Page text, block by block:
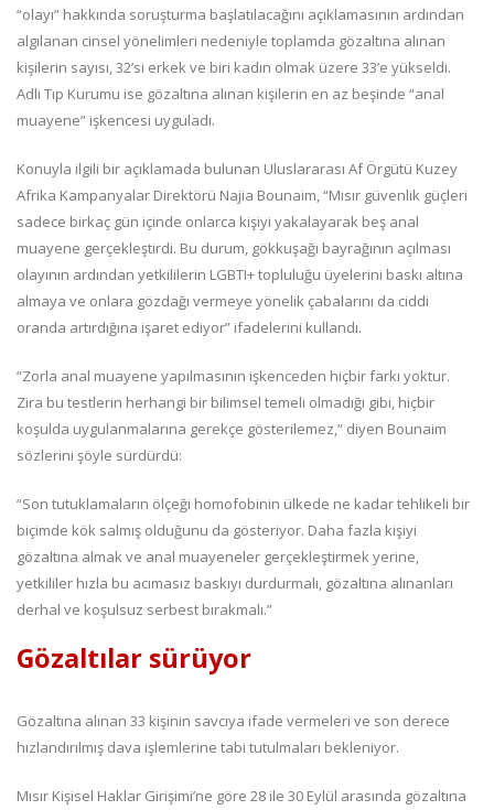
“olayı” hakkında soruşturma başlatılacağını açıklamasının ardından
algılanan cinsel yönelimleri nedeniyle toplamda gözaltına alınan
kişilerin sayısı, 32’si erkek ve biri kadın olmak üzere 33’e yükseldi.
Adli Tıp Kurumu ise gözaltına alınan kişilerin en az beşinde “anal
muayene” işkencesi uyguladı.
Konuyla ilgili bir açıklamada bulunan Uluslararası Af Örgütü Kuzey
Afrika Kampanyalar Direktörü Najia Bounaim, “Mısır güvenlik güçleri
sadece birkaç gün içinde onlarca kişiyi yakalayarak beş anal
muayene gerçekleştirdi. Bu durum, gökkuşağı bayrağının açılması
olayının ardından yetkililerin LGBTI+ topluluğu üyelerini baskı altına
almaya ve onlara gözdağı vermeye yönelik çabalarını da ciddi
oranda artırdığına işaret ediyor” ifadelerini kullandı.
“Zorla anal muayene yapılmasının işkenceden hiçbir farkı yoktur.
Zira bu testlerin herhangi bir bilimsel temeli olmadığı gibi, hiçbir
koşulda uygulanmalarına gerekçe gösterilemez,” diyen Bounaim
sözlerini şöyle sürdürdü:
“Son tutuklamaların ölçeği homofobinin ülkede ne kadar tehlikeli bir
biçimde kök salmış olduğunu da gösteriyor. Daha fazla kişiyi
gözaltına almak ve anal muayeneler gerçekleştirmek yerine,
yetkililer hızla bu acımasız baskıyı durdurmalı, gözaltına alınanları
derhal ve koşulsuz serbest bırakmalı.”
Gözaltılar sürüyor
Gözaltına alınan 33 kişinin savcıya ifade vermeleri ve son derece
hızlandırılmış dava işlemlerine tabi tutulmaları bekleniyor.
Mısır Kişisel Haklar Girişimi’ne göre 28 ile 30 Eylül arasında gözaltına